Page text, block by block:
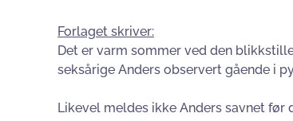
Forlaget skriver:
Det er varm sommer ved den
seksårige Anders observert gående i
Likevel meldes ikke Anders savnet før